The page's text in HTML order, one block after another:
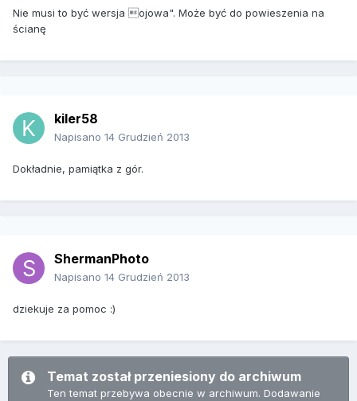
Nie musi to być wersja ojowa". Może być do powieszenia na
ścianę
kiler58
Napisano 14 Grudzień 2013
Dokładnie, pamiątka z gór.
ShermanPhoto
Napisano 14 Grudzień 2013
dziekuje za pomoc :)
Temat został przeniesiony do archiwum
Ten temat przebywa obecnie w archiwum. Dodawanie